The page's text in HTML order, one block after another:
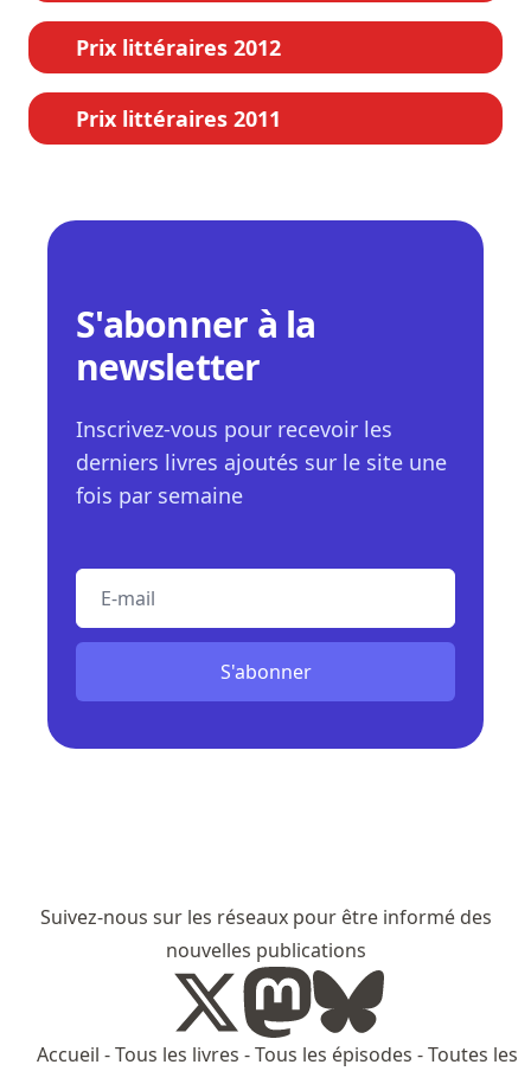
Prix littéraires 2012
Prix littéraires 2011
S'abonner à la
newsletter
Inscrivez-vous pour recevoir les
derniers livres ajoutés sur le site une
fois par semaine
S'abonner
Suivez-nous sur les réseaux pour être informé des
nouvelles publications
Accueil -Tous les livres -Tous les épisodes -Toutes les